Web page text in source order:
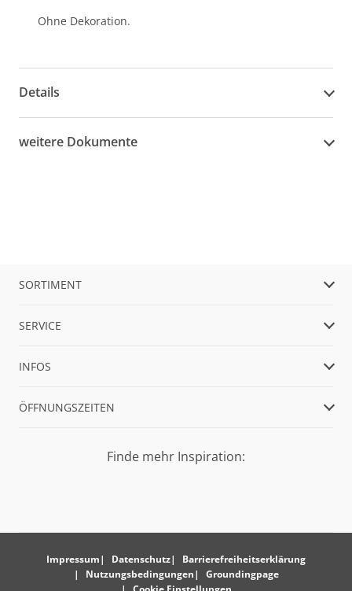
Ohne Dekoration.
Details
weitere Dokumente
SORTIMENT
SERVICE
INFOS
ÖFFNUNGSZEITEN
Finde mehr Inspiration:
Impressum Datenschutz
Barrierefreiheitserklärung
Nutzungsbedingungen
Groundingpage